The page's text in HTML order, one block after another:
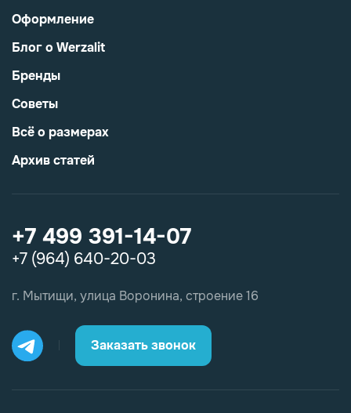
+7 499 391-14-07
+7 (964) 640-20-03
г. Мытищи, улица Воронина, строение 16
Заказать звонок
Оформление
Блог о Werzalit
Бренды
Советы
Всё о размерах
Архив статей